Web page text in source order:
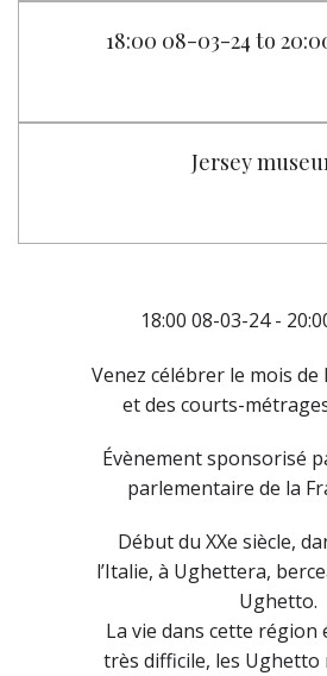
18:00 08-03-24 to
Jersey
18:00 08-03-24 -
Venez célébrer le mois
et des courts-
Évènement sponsorisé
parlementaire de la
Début du XXe siècle,
l’Italie, à Ughettera,
Ughetto.
La vie dans cette région
très difficile, les